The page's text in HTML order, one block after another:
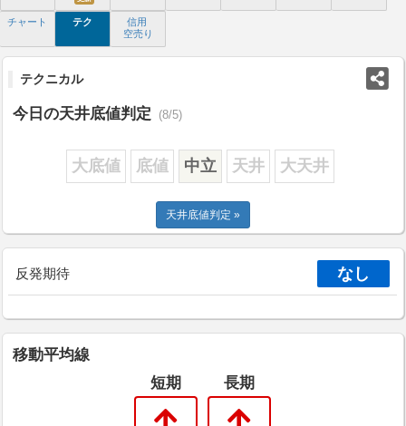
チャート テク
信用
空売り
テクニカル
今日の天井底値判定 (8/5)
大底値 底値 中立 天井 大天井
天井底値判定 »
反発期待 なし
移動平均線
短期
長期